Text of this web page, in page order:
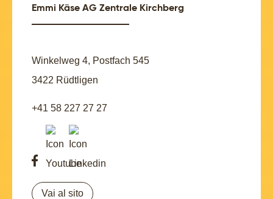
Emmi Käse AG Zentrale Kirchberg
Winkelweg 4, Postfach 545
3422 Rüdtligen
+41 58 227 27 27
Vai al sito